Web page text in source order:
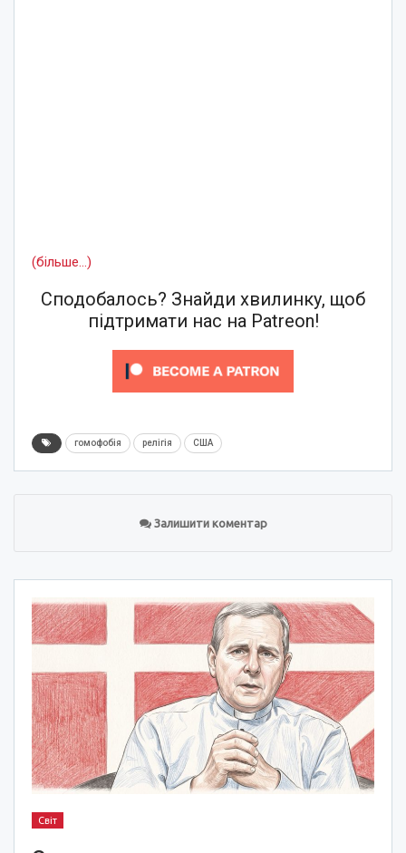
(більше…)
Сподобалось? Знайди хвилинку, щоб
підтримати нас на Patreon!
гомофобія релігія США
Залишити коментар
Світ